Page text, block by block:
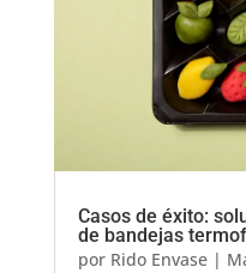
Casos de éxito:
de bandejas
por Rido Envase|